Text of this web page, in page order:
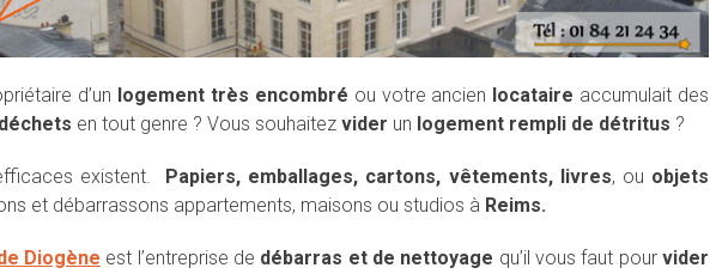
d’un logement très encombré ou votre ancien locataire accumulait des
déchets en tout genre ? Vous souhaitez vider un logement rempli de détritus ?
existent. Papiers, emballages, cartons, vêtements, livres, ou objets
et débarrassons appartements, maisons ou studios à Reims.
Diogène est l’entreprise de débarras et de nettoyage qu’il vous faut pourvider